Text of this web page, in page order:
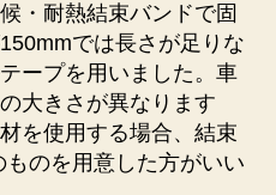
・耐熱結束バンドで固
では長さが足りな
ープを用いました。車
大きさが異なります
を使用する場合、結束
のを用意した方がいい